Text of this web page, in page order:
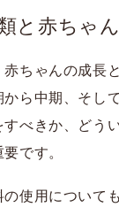
と赤ちゃ
ちゃんの成長
ら中期、そし
すべきか、どう
です。
使用について